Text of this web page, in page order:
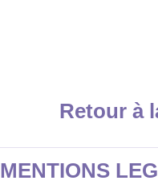
Retour à
MENTIONS